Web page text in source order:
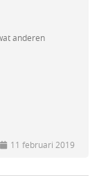
anderen
11 februari 2019